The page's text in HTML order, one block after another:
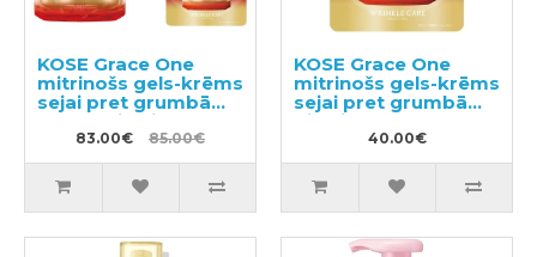
KOSE Grace One
mitrinošs gels-krēms
sejai pret grumbām
100g + pildviela 90g
83.00€ 85.00€
KOSE Grace One
mitrinošs gels-krēms
sejai pret grumbām
pildviela 90g
40.00€